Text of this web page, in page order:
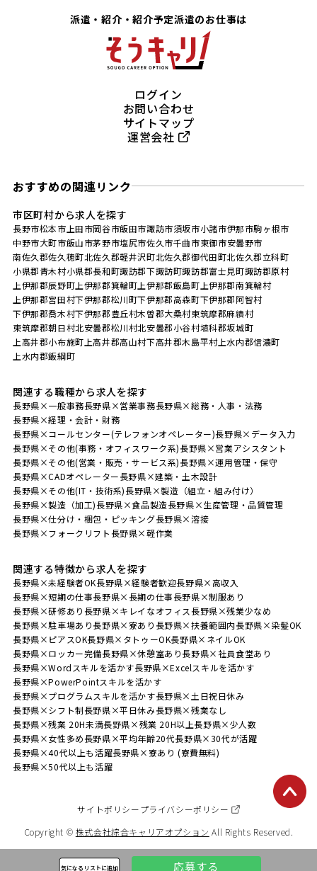
応募する
気になるリストに追加
派遣・紹介・紹介予定派遣のお仕事は
ログイン
お問い合わせ
サイトマップ
運営会社
おすすめの関連リンク
市区町村から求人を探す
長野市松本市 上田市岡谷市飯田市諏訪市須坂市小諸市伊那市駒ヶ根市
中野市大町市飯山市茅野市塩尻市佐久市千曲市東御市安曇野市
南佐久郡佐久穂町北佐久郡軽井沢町北佐久郡御代田町北佐久郡立科町
小県郡青木村小県郡長和町諏訪郡下諏訪町諏訪郡富士見町諏訪郡原村
上伊那郡辰野町 上伊那郡箕輪町 上伊那郡飯島町 上伊那郡南箕輪村
上伊那郡宮田村下伊那郡松川町下伊那郡高森町下伊那郡阿智村
下伊那郡喬木村下伊那郡豊丘村木曽郡大桑村東筑摩郡麻績村
東筑摩郡朝日村北安曇郡松川村北安曇郡小谷村埴科郡坂城町
上高井郡小布施町 上高井郡高山村下高井郡木島平村上水内郡信濃町
上水内郡飯綱町
関連する職種から求人を探す
長野県×一般事務長野県×営業事務長野県×総務・人事・法務
長野県×経理・会計・財務
長野県×コールセンター(テレフォンオペレーター)長野県×データ入力
長野県×その他(事務・オフィスワーク系)長野県×営業アシスタント
長野県×その他(営業・販売・サービス系)長野県×運用管理・保守
長野県×CADオペレーター長野県×建築・土木設計
長野県×その他(IT・技術系)長野県×製造（組立・組み付け）
長野県×製造（加工)長野県×食品製造長野県×生産管理・品質管理
長野県×仕分け・梱包・ピッキング長野県×溶接
長野県×フォークリフト 長野県×軽作業
関連する特徴から求人を探す
長野県×未経験者OK長野県×経験者歓迎長野県×高収入
長野県×短期の仕事長野県×長期の仕事長野県×制服あり
長野県×研修あり 長野県×キレイなオフィス 長野県×残業少なめ
長野県×駐車場あり長野県×寮あり 長野県×扶養範囲内長野県×染髪OK
長野県×ピアスOK長野県×タトゥーOK長野県×ネイルOK
長野県×ロッカー完備長野県×休憩室あり長野県×社員食堂あり
長野県×Wordスキルを活かす長野県×Excelスキルを活かす
長野県×PowerPointスキルを活かす
長野県×プログラムスキルを活かす長野県×土日祝日休み
長野県×シフト制長野県×平日休み長野県×残業なし
長野県×残業 20H未満長野県×残業 20H以上長野県×少人数
長野県×女性多め長野県×平均年齢20代長野県×30代が活躍
長野県×40代以上も活躍長野県×寮あり (寮費無料)
長野県×50代以上も活躍
サイトポリシープライバシーポリシー
Copyright © 株式会社綜合キャリアオプション All Rights Reserved.